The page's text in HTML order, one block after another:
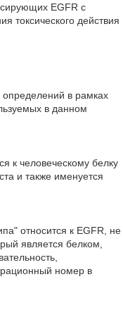
EGFR с
токсического действия
в рамках
в данном
к человеческому белку
и также именуется
относится к EGFR, не
является белком,
номер в